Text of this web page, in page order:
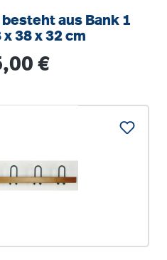
aus Bank 1
38 x 32 cm
Preis:
€